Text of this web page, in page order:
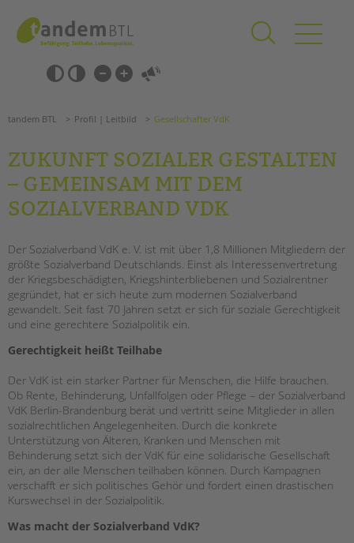
springen
Barrierefrei-
Einstellungen
überspringen
überspringen
SCHULE & GANZTAG
Oberschulen
Kollegs
EFöB
Schulbezogene Sozialarbeit
Tagesgruppen
EINGLIEDERUNGSHILFE
BETREUTES WOHNEN
TANDEM BTL AKADEMIE
Zertfikatskurse
Seminarkalender
Seminarräume
Suchen
tandem BTL Profil | Leitbild Gesellschafter VdK
ZUKUNFT SOZIALER GESTALTEN
– GEMEINSAM MIT DEM
SOZIALVERBAND VDK
Der Sozialverband VdK e. V. ist mit über 1,8 Millionen Mitgliedern der
größte Sozialverband Deutschlands. Einst als Interessenvertretung
der Kriegsbeschädigten, Kriegshinterbliebenen und Sozialrentner
gegründet, hat er sich heute zum modernen Sozialverband
gewandelt. Seit fast 70 Jahren setzt er sich für soziale Gerechtigkeit
und eine gerechtere Sozialpolitik ein.
Gerechtigkeit heißt Teilhabe
Der VdK ist ein starker Partner für Menschen, die Hilfe brauchen.
Ob Rente, Behinderung, Unfallfolgen oder Pflege – der Sozialverband
VdK Berlin-Brandenburg berät und vertritt seine Mitglieder in allen
sozialrechtlichen Angelegenheiten. Durch die konkrete
Unterstützung von Älteren, Kranken und Menschen mit
Behinderung setzt sich der VdK für eine solidarische Gesellschaft
ein, an der alle Menschen teilhaben können. Durch Kampagnen
verschafft er sich politisches Gehör und fordert einen drastischen
Kurswechsel in der Sozialpolitik.
Was macht der Sozialverband VdK?